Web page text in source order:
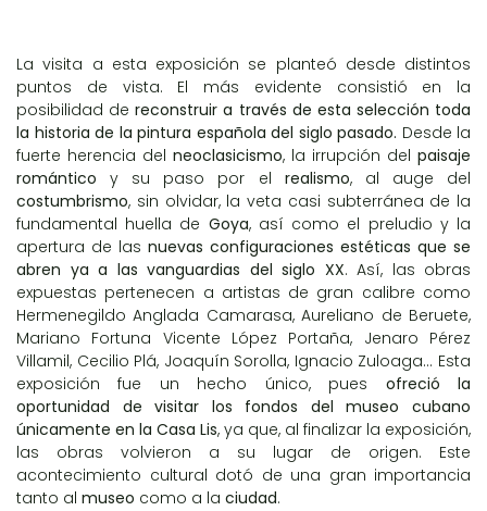
La visita a esta exposición se planteó desde distintos
puntos de vista. El más evidente consistió en la
posibilidad dereconstruir a través de esta selección toda
la historia de la pintura española del siglo pasado. Desde la
fuerte herencia del neoclasicismo, la irrupción del paisaje
romántico y su paso por el realismo, al auge del
costumbrismo, sin olvidar, la veta casi subterránea de la
fundamental huella de Goya, así como el preludio y la
apertura de las nuevas configuraciones estéticas que se
abren ya a las vanguardias del siglo XX. Así, las obras
expuestas pertenecen a artistas de gran calibre como
Hermenegildo Anglada Camarasa, Aureliano de Beruete,
Mariano Fortuna Vicente López Portaña, Jenaro Pérez
Villamil, Cecilio Plá, Joaquín Sorolla, Ignacio Zuloaga… Esta
exposición fue un hecho único, pues ofreció la
oportunidad de visitar los fondos del museo cubano
únicamente en la Casa Lis, ya que, al finalizar la exposición,
las obras volvieron a su lugar de origen. Este
acontecimiento cultural dotó de una gran importancia
tanto al museo como a la ciudad.